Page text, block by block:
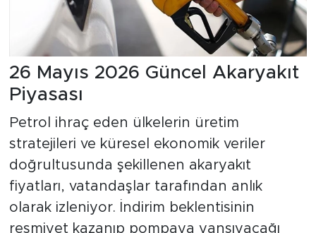
26 Mayıs 2026 Güncel Akaryakıt
Piyasası
Petrol ihraç eden ülkelerin üretim
stratejileri ve küresel ekonomik veriler
doğrultusunda şekillenen akaryakıt
fiyatları, vatandaşlar tarafından anlık
olarak izleniyor. İndirim beklentisinin
resmiyet kazanıp pompaya yansıyacağı